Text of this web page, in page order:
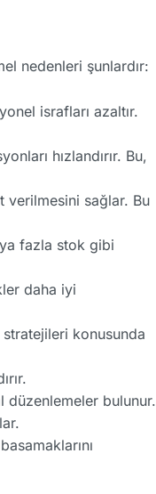
nedenleri şunlardır:
israfları azaltır.
hızlandırır. Bu,
verilmesini sağlar. Bu
fazla stok gibi
daha iyi
konusunda
bulunur.